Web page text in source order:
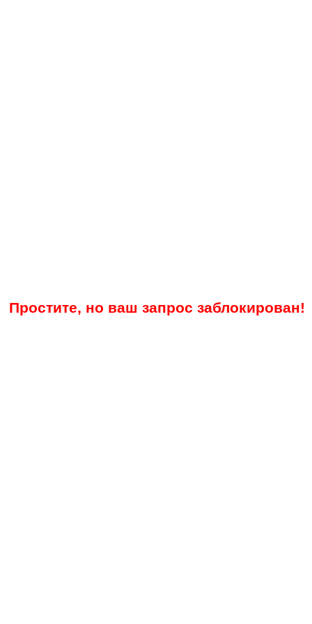
Простите, но ваш запрос заблокирован!